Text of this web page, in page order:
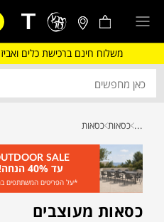
משלוח חינם ברכישת כלים
... כסאות כסאות
SALE
עד 40% הנחה!
*על הפריטים המשתתפים
כסאות מעוצבים